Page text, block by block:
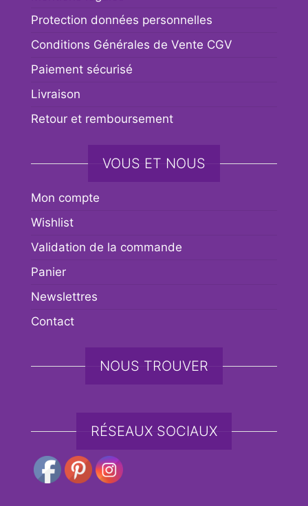
Protection données personnelles
Conditions Générales de Vente CGV
Paiement sécurisé
Livraison
Retour et remboursement
VOUS ET NOUS
Mon compte
Wishlist
Validation de la commande
Panier
Newslettres
Contact
NOUS TROUVER
RÉSEAUX SOCIAUX